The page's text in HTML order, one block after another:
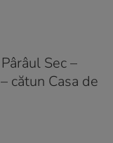
Sec –
cătun Casa de